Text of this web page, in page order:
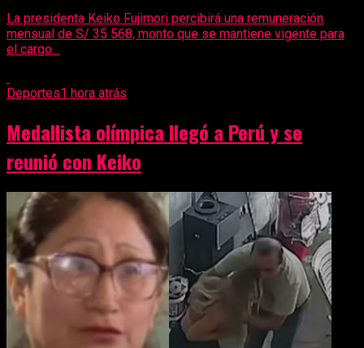
La presidenta Keiko Fujimori percibirá una remuneración
mensual de S/ 35 568, monto que se mantiene vigente para
el cargo...
Deportes1 hora atrás
Medallista olímpica llegó a Perú y se
reunió con Keiko